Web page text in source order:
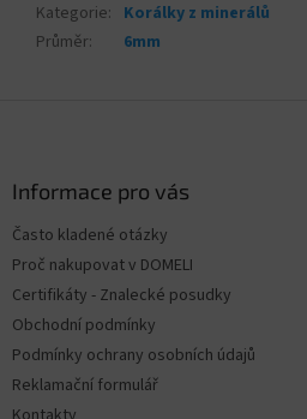
Kategorie: Korálky z minerálů
Průměr: 6mm
Informace pro vás
Často kladené otázky
Proč nakupovat v DOMELI
Certifikáty - Znalecké posudky
Obchodní podmínky
Podmínky ochrany osobních údajů
Reklamační formulář